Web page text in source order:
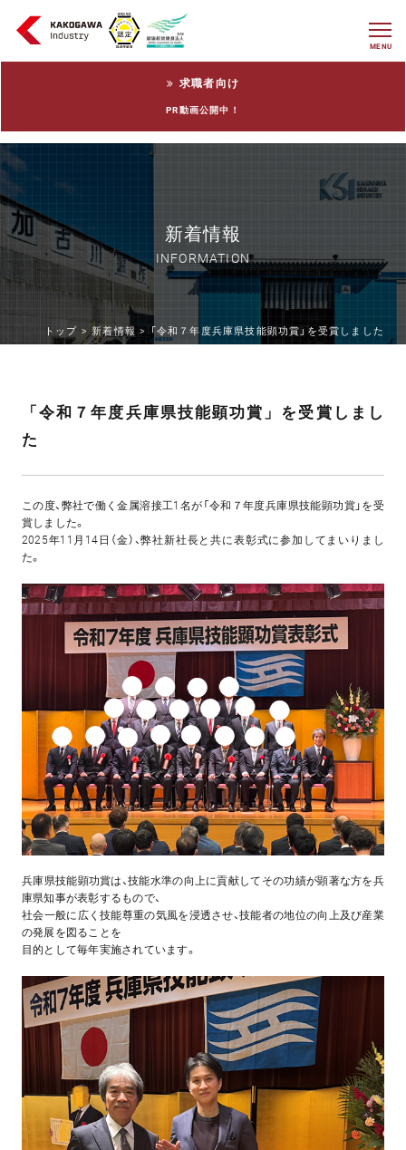
MENU
求職者向け
PR動画公開中！
新着情報
INFORMATION
トップ >新着情報 > 「令和７年度兵庫県技能顕功賞」を受賞しました
「令和７年度兵庫県技能顕功賞」を受賞しまし
た
この度、弊社で働く金属溶接工1名が「令和７年度兵庫県技能顕功賞」を受
賞しました。
2025年11月14日（金）、弊社新社長と共に表彰式に参加してまいりまし
た。
兵庫県技能顕功賞は、技能水準の向上に貢献してその功績が顕著な方を兵
庫県知事が表彰するもので、
社会一般に広く技能尊重の気風を浸透させ、技能者の地位の向上及び産業
の発展を図ることを
目的として毎年実施されています。